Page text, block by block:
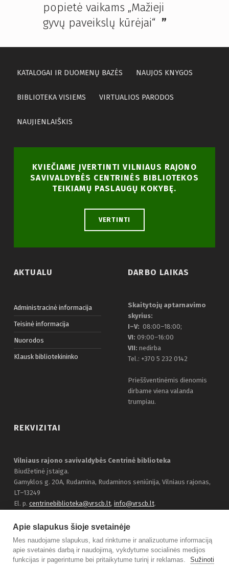
popietė vaikams „Mažieji
gyvų paveikslų kūrėjai“ ”
KATALOGAI IR DUOMENŲ BAZĖS NAUJOS KNYGOS
BIBLIOTEKA VISIEMS VIRTUALIOS PARODOS
NAUJIENLAIŠKIS
KVIEČIAME ĮVERTINTI VILNIAUS RAJONO
SAVIVALDYBĖS CENTRINĖS BIBLIOTEKOS
TEIKIAMŲ PASLAUGŲ KOKYBĘ.
VERTINTI
AKTUALU
Administracinė informacija
Teisinė informacija
Nuorodos
Klausk bibliotekininko
DARBO LAIKAS
Skaitytojų aptarnavimo
skyrius:
I–V: 08:00–18:00;
VI: 09:00–16:00
VII: nedirba
Tel.: +370 5 232 0142
Prieššventinėmis dienomis
dirbame viena valanda
trumpiau.
REKVIZITAI
Vilniaus rajono savivaldybės Centrinė biblioteka
Biudžetinė įstaiga.
Gamyklos g. 20A, Rudamina, Rudaminos seniūnija, Vilniaus rajonas,
LT–13249
El. p. centrinebiblioteka@vrscb.lt, info@vrscb.lt.
kodas 303116707
Bendraukime:
Facebook
Apie slapukus šioje svetainėje
Mes naudojame slapukus, kad rinktume ir analizuotume informaciją
apie svetainės darbą ir naudojimą, vykdytume socialinės medijos
funkcijas ir pagerintume bei pritaikytume turinį ir reklamas.
Sužinoti